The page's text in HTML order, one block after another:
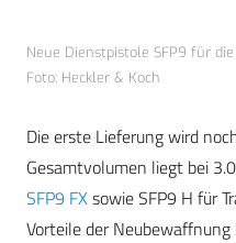
Neue Dienstpistole SFP9 für
Foto: Heckler & Koch
Die erste Lieferung wird
Gesamtvolumen liegt bei
SFP9 FXsowie SFP9 H für
Vorteile der